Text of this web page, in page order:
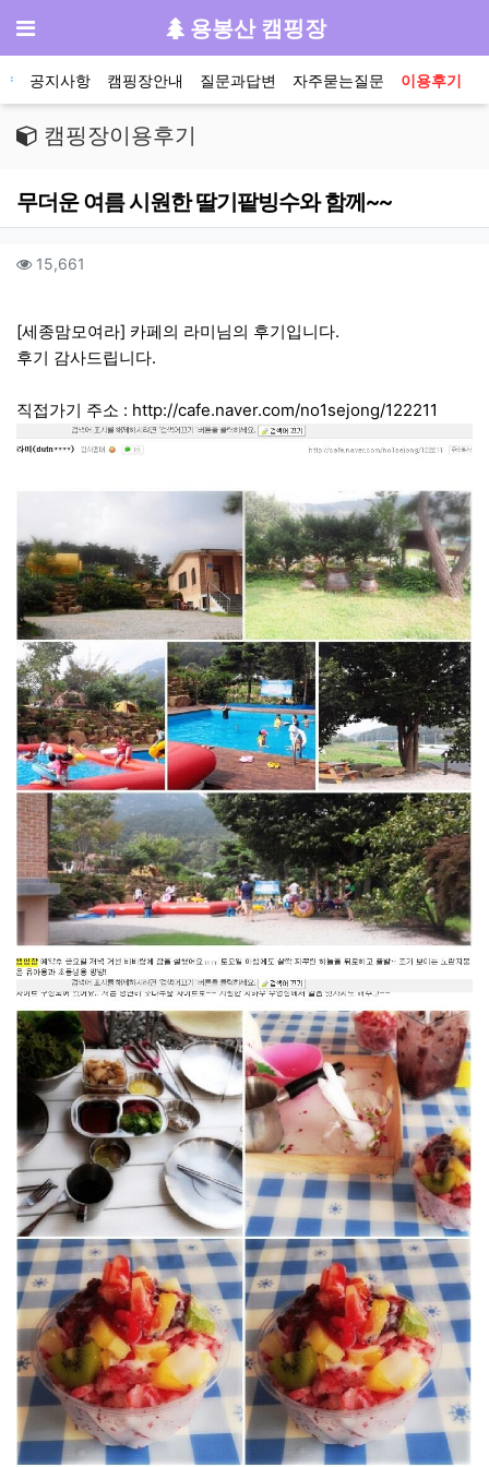
메뉴 용봉산 캠핑장
메인 메뉴
공지사항 캠핑장안내 질문과답변 자주묻는질문 이용후기
캠핑장이용후기
무더운 여름 시원한 딸기팥빙수와 함께~~
작성자 정보
컨텐츠 정보
15,661
[세종맘모여라] 카페의 라미님의 후기입니다.
후기 감사드립니다.
직접가기 주소 : http://cafe.naver.com/no1sejong/122211